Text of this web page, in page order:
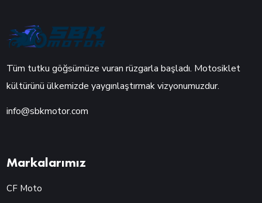
Tüm tutku göğsümüze vuran rüzgarla başladı. Motosiklet
kültürünü ülkemizde yaygınlaştırmak vizyonumuzdur.
info@sbkmotor.com
Markalarımız
CF Moto